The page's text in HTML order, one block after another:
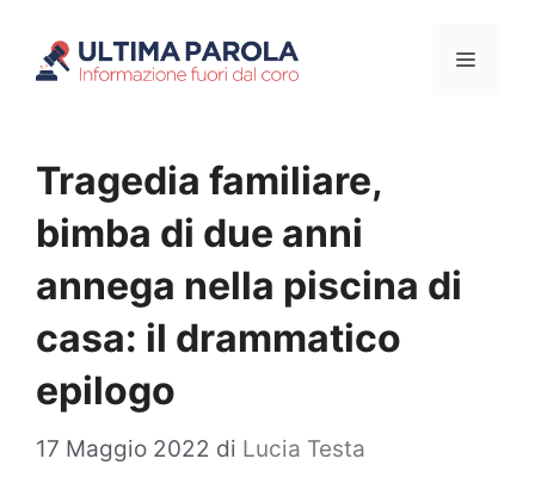
Menu
Tragedia familiare,
bimba di due anni
annega nella piscina di
casa: il drammatico
epilogo
17 Maggio 2022 di Lucia Testa